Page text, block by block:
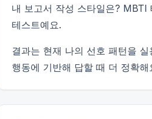
내 보고서 작성 스타일은? MBTI
테스트예요.
결과는 현재 나의 선호 패턴을
행동에 기반해 답할 때 더 정확해